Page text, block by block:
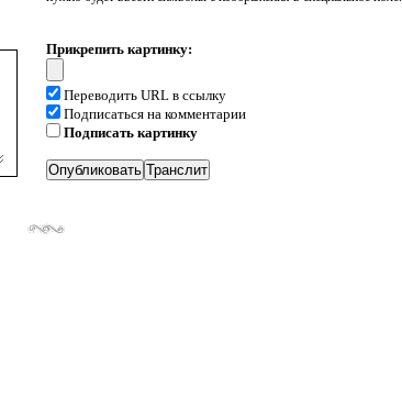
Прикрепить картинку:
Переводить URL в ссылку
Подписаться на комментарии
Подписать картинку